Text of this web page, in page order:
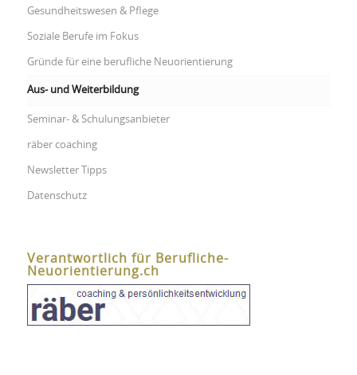
Gesundheitswesen & Pflege
Soziale Berufe im Fokus
Gründe für eine berufliche Neuorientierung
Aus- und Weiterbildung
Seminar- & Schulungsanbieter
räber coaching
Newsletter Tipps
Datenschutz
Verantwortlich für Berufliche-
Neuorientierung.ch